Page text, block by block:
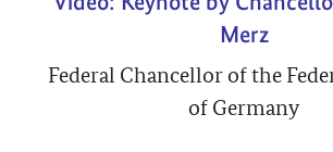
Merz
Federal Chancellor of the
of Germany